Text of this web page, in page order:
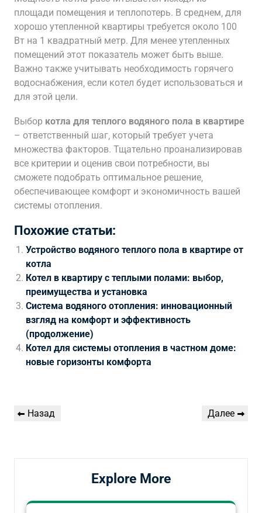
площади помещения и теплопотерь. В среднем‚ для
хорошо утепленной квартиры требуется около 100
Вт на 1 квадратный метр. Для менее утепленных
помещений этот показатель может быть выше.
Важно также учитывать необходимость горячего
водоснабжения‚ если котел будет использоваться и
для этой цели.
Выбор котла для теплого водяного пола в квартире
– ответственный шаг‚ который требует учета
множества факторов. Тщательно проанализировав
все критерии и оценив свои потребности‚ вы
сможете подобрать оптимальное решение‚
обеспечивающее комфорт и экономичность вашей
системы отопления.
Похожие статьи:
Устройство водяного теплого пола в квартире от
котла
Котел в квартиру с теплыми полами: выбор,
преимущества и установка
Система водяного отопления: инновационный
взгляд на комфорт и эффективность
(продолжение)
Котел для системы отопления в частном доме:
новые горизонты комфорта
Навигация
Предыдущая
Назад
Следующая
Далее
Explore More